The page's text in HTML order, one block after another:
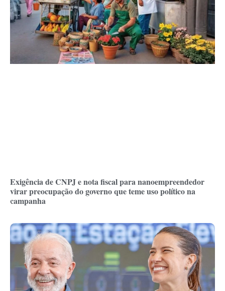
Exigência de CNPJ e nota fiscal para nanoempreendedor
virar preocupação do governo que teme uso político na
campanha